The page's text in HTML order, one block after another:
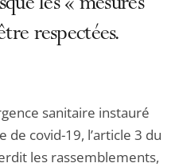
les « mesures
respectées.
sanitaire instauré
de covid-19, l’article 3 du
les rassemblements,